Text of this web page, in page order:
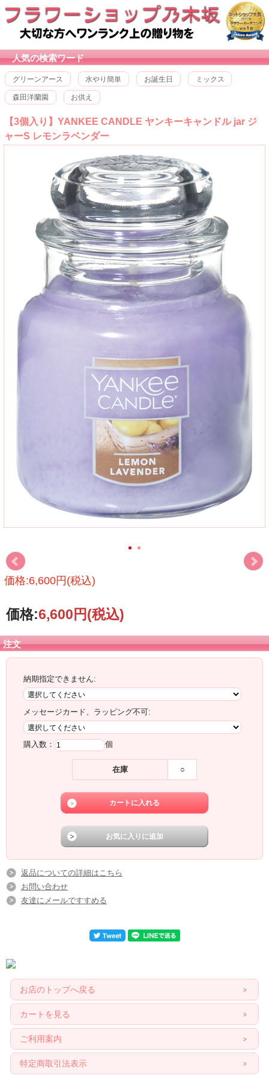
人気の検索ワード
グリーンアース 水やり簡単 お誕生日 ミックス
森田洋蘭園 お供え
【3個入り】YANKEE CANDLE ヤンキーキャンドル jar ジ
ャーS レモンラベンダー
価格:6,600円(税込)
価格:6,600円(税込)
注文
納期指定できません:
メッセージカード、ラッピング不可:
購入数： 個
在庫 ○
返品についての詳細はこちら
お問い合わせ
友達にメールですすめる
お店のトップへ戻る
カートを見る
ご利用案内
特定商取引法表示